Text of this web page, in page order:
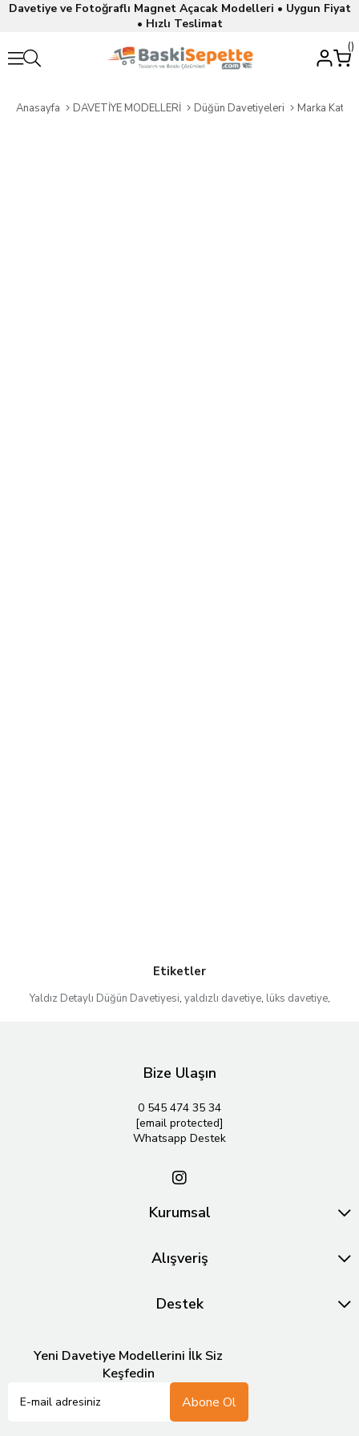
Davetiye ve Fotoğraflı Magnet Açacak Modelleri • Uygun Fiyat
• Hızlı Teslimat
Anasayfa DAVETİYE MODELLERİ Düğün Davetiyeleri Marka
Etiketler
Yaldız Detaylı Düğün Davetiyesi, yaldızlı davetiye, lüks davetiye,
Bize Ulaşın
0 545 474 35 34
[email protected]
Whatsapp Destek
Kurumsal
Alışveriş
Destek
Yeni Davetiye Modellerini İlk Siz
Keşfedin
Abone Ol